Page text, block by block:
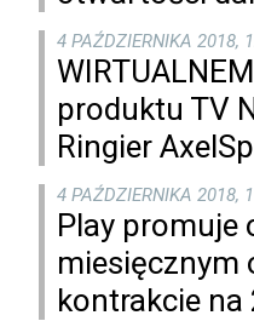
4 PAŹDZIERNIKA 2018,
produktu TV
Ringier
4 PAŹDZIERNIKA 2018,
Play promuje
miesięcznym
kontrakcie na